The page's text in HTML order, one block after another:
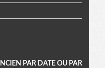
PAR DATE OU PAR